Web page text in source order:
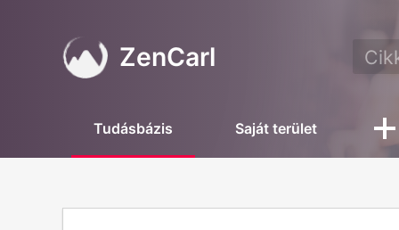
ZenCarl
Tudásbázis Saját terület